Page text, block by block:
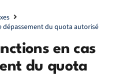
dépassement du quota autorisé
en cas
du quota